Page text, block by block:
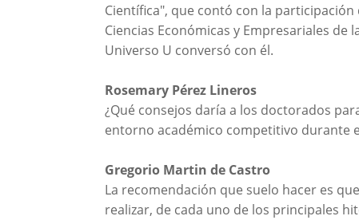
Científica", que contó con la
Ciencias Económicas y Empresariales de
Universo U conversó con él.
Rosemary Pérez Lineros
¿Qué consejos daría a los doctorados
entorno académico competitivo durante
Gregorio Martin de Castro
La recomendación que suelo hacer es
realizar, de cada uno de los principales